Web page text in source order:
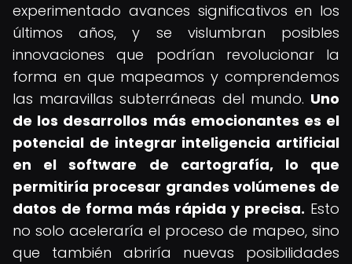
experimentado avances significativos en los
últimos años, y se vislumbran posibles
innovaciones que podrían revolucionar la
forma en que mapeamos y comprendemos
las maravillas subterráneas del mundo. Uno
de los desarrollos más emocionantes es el
potencial de integrar inteligencia artificial
en el software de cartografía, lo que
permitiría procesar grandes volúmenes de
datos de forma más rápida y precisa. Esto
no solo aceleraría el proceso de mapeo, sino
que también abriría nuevas posibilidades